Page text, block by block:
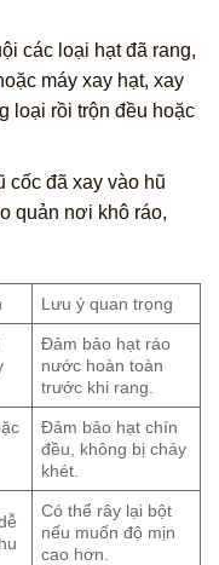
các loại hạt đã rang,
máy xay hạt, xay
loại rồi trộn đều hoặc
cốc đã xay vào hũ
quản nơi khô ráo,
Lưu ý quan trọng
Đảm bảo hạt ráo
nước hoàn toàn
trước khi rang.
Đảm bảo hạt chín
đều, không bị cháy
khét.
Có thể rây lại bột
nếu muốn độ mịn
cao hơn.